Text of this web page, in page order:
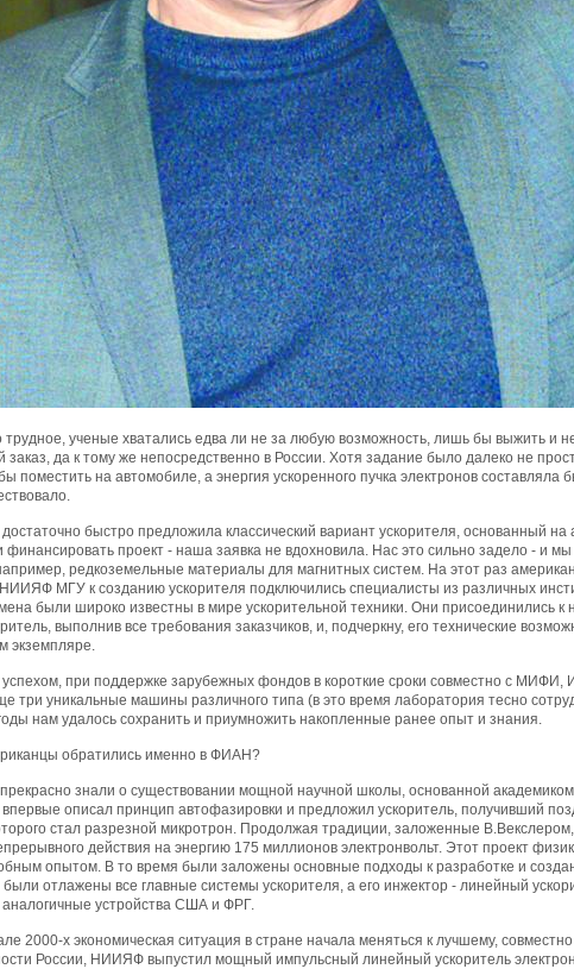
ученые хватались едва ли не за любую возможность, лишь бы выжить и
да к тому же непосредственно в России. Хотя задание было далеко не
поместить на автомобиле, а энергия ускоренного пучка электронов составляла
быстро предложила классический вариант ускорителя,
проект - наша заявка не вдохновила. Нас это сильно задело - и
редкоземельные материалы для магнитных систем. На этот раз
МГУ к созданию ускорителя подключились специалисты из различных
были широко известны в мире ускорительной техники. Они присоединились
выполнив все требования заказчиков, и, подчеркну, его технические
экземпляре.
при поддержке зарубежных фондов в короткие сроки совместно с
три уникальные машины различного типа (в это время лаборатория тесно
нам удалось сохранить и приумножить накопленные ранее опыт и знания.
обратились именно в ФИАН?
знали о существовании мощной научной школы, основанной
впервые описал принцип автофазировки и предложил ускоритель, получивший
стал разрезной микротрон. Продолжая традиции, заложенные
действия на энергию 175 миллионов электронвольт. Этот проект
опытом. В то время были заложены основные подходы к разработке и
были отлажены все главные системы ускорителя, а его инжектор - линейный
аналогичные устройства США и ФРГ.
2000-х экономическая ситуация в стране начала меняться к лучшему,
России, НИИЯФ выпустил мощный импульсный линейный ускоритель